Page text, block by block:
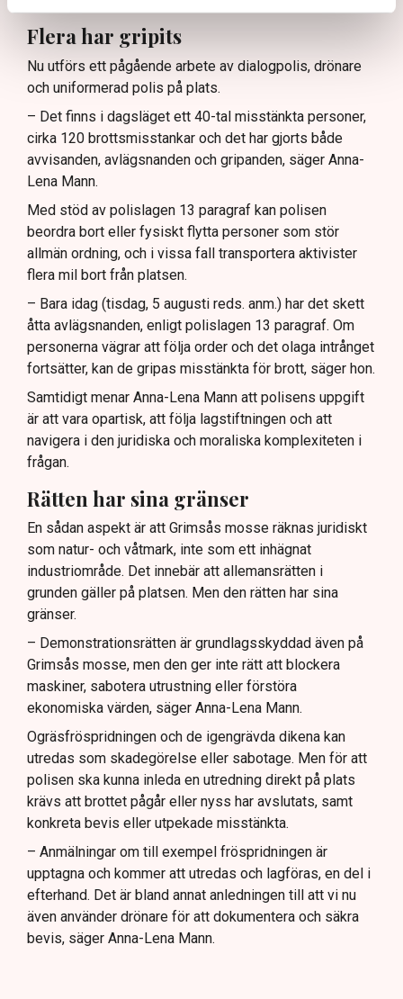
Flera har gripits
Nu utförs ett pågående arbete av dialogpolis, drönare
och uniformerad polis på plats.
– Det finns i dagsläget ett 40-tal misstänkta personer,
cirka 120 brottsmisstankar och det har gjorts både
avvisanden, avlägsnanden och gripanden, säger Anna-
Lena Mann.
Med stöd av polislagen 13 paragraf kan polisen
beordra bort eller fysiskt flytta personer som stör
allmän ordning, och i vissa fall transportera aktivister
flera mil bort från platsen.
– Bara idag (tisdag, 5 augusti reds. anm.) har det skett
åtta avlägsnanden, enligt polislagen 13 paragraf. Om
personerna vägrar att följa order och det olaga intrånget
fortsätter, kan de gripas misstänkta för brott, säger hon.
Samtidigt menar Anna-Lena Mann att polisens uppgift
är att vara opartisk, att följa lagstiftningen och att
navigera i den juridiska och moraliska komplexiteten i
frågan.
Rätten har sina gränser
En sådan aspekt är att Grimsås mosse räknas juridiskt
som natur- och våtmark, inte som ett inhägnat
industriområde. Det innebär att allemansrätten i
grunden gäller på platsen. Men den rätten har sina
gränser.
– Demonstrationsrätten är grundlagsskyddad även på
Grimsås mosse, men den ger inte rätt att blockera
maskiner, sabotera utrustning eller förstöra
ekonomiska värden, säger Anna-Lena Mann.
Ogräsfröspridningen och de igengrävda dikena kan
utredas som skadegörelse eller sabotage. Men för att
polisen ska kunna inleda en utredning direkt på plats
krävs att brottet pågår eller nyss har avslutats, samt
konkreta bevis eller utpekade misstänkta.
– Anmälningar om till exempel fröspridningen är
upptagna och kommer att utredas och lagföras, en del i
efterhand. Det är bland annat anledningen till att vi nu
även använder drönare för att dokumentera och säkra
bevis, säger Anna-Lena Mann.